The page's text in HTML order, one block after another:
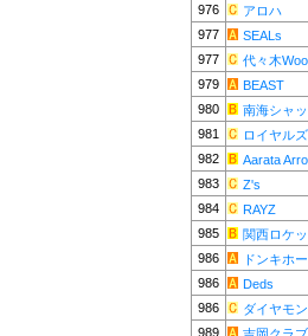
976
アロハ
977
SEALs
977
代々木
979
BEAST
980
南海シャ
981
ロイヤルズ
982
Aarata
983
Z's
984
RAYZ
985
関西ロケ
986
ドンキホ
986
Deds
986
ダイヤモ
989